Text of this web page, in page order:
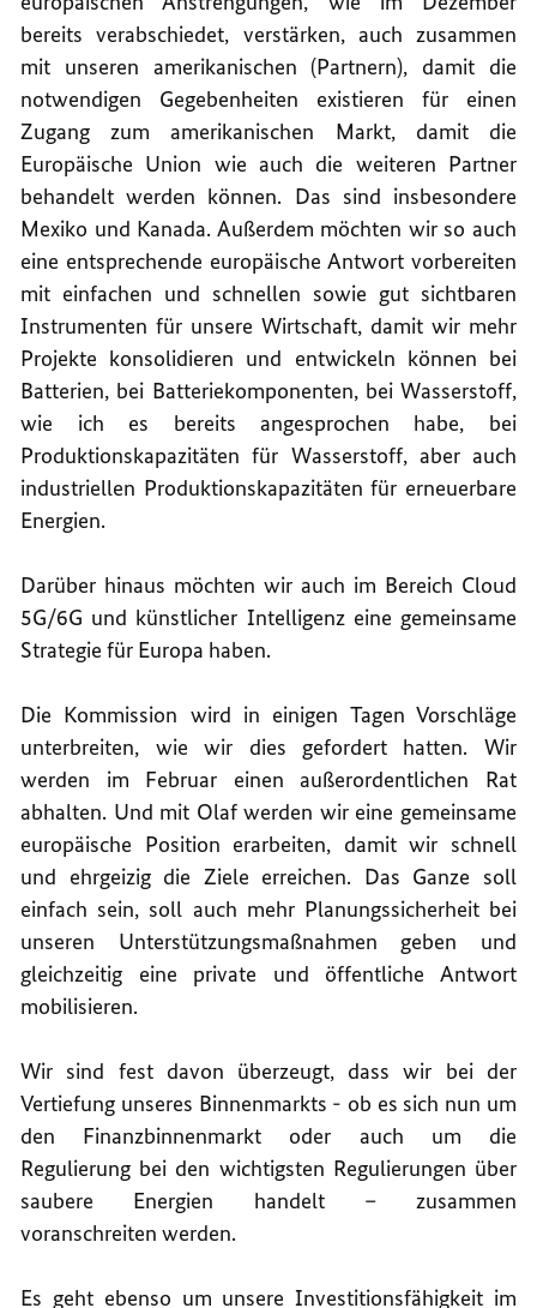
bereits verabschiedet, verstärken, auch zusammen
mit unseren amerikanischen (Partnern), damit die
notwendigen Gegebenheiten existieren für einen
Zugang zum amerikanischen Markt, damit die
Europäische Union wie auch die weiteren Partner
behandelt werden können. Das sind insbesondere
Mexiko und Kanada. Außerdem möchten wir so auch
eine entsprechende europäische Antwort vorbereiten
mit einfachen und schnellen sowie gut sichtbaren
Instrumenten für unsere Wirtschaft, damit wir mehr
Projekte konsolidieren und entwickeln können bei
Batterien, bei Batteriekomponenten, bei Wasserstoff,
wie ich es bereits angesprochen habe, bei
Produktionskapazitäten für Wasserstoff, aber auch
industriellen Produktionskapazitäten für erneuerbare
Energien.
Darüber hinaus möchten wir auch im Bereich Cloud
5G/6G und künstlicher Intelligenz eine gemeinsame
Strategie für Europa haben.
Die Kommission wird in einigen Tagen Vorschläge
unterbreiten, wie wir dies gefordert hatten. Wir
werden im Februar einen außerordentlichen Rat
abhalten. Und mit Olaf werden wir eine gemeinsame
europäische Position erarbeiten, damit wir schnell
und ehrgeizig die Ziele erreichen. Das Ganze soll
einfach sein, soll auch mehr Planungssicherheit bei
unseren Unterstützungsmaßnahmen geben und
gleichzeitig eine private und öffentliche Antwort
mobilisieren.
Wir sind fest davon überzeugt, dass wir bei der
Vertiefung unseres Binnenmarkts - ob es sich nun um
den Finanzbinnenmarkt oder auch um die
Regulierung bei den wichtigsten Regulierungen über
saubere Energien handelt – zusammen
voranschreiten werden.
Es geht ebenso um unsere Investitionsfähigkeit im